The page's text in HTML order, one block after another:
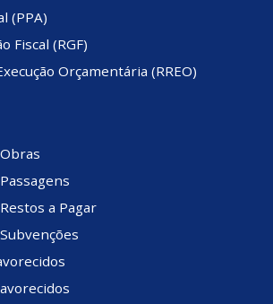
(PPA)
Fiscal (RGF)
Orçamentária (RREO)
a Pagar